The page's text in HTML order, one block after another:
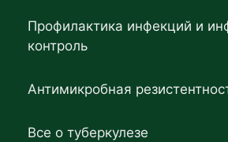
Профилактика инфекций и
контроль
Антимикробная
Все о туберкулезе